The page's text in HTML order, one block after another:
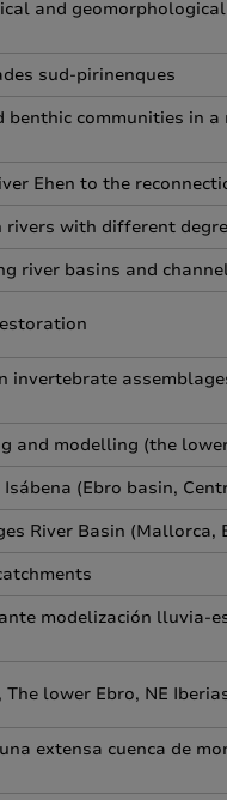
and
sud-pirinenques
communities in
Ehen to the
with different
river basins and
modelling (the
(Ebro basin,
River Basin (Mallorca,
modelización lluvia-
lower Ebro, NE
extensa cuenca de